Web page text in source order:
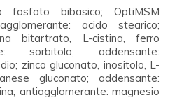
fosfato bibasico; OptiMSM
acido stearico;
bitartrato, L-cistina, ferro
sorbitolo; addensante:
zinco gluconato, inositolo, L-
gluconato; addensante:
antiagglomerante: magnesio